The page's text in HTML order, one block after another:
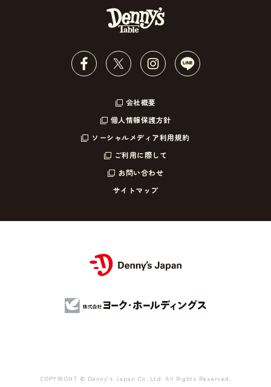
会社概要
個人情報保護方針
ソーシャルメディア利用規約
ご利用に際して
お問い合わせ
サイトマップ
COPYRIGHT © Denny’s Japan Co.,Ltd. All Rights Reserved.